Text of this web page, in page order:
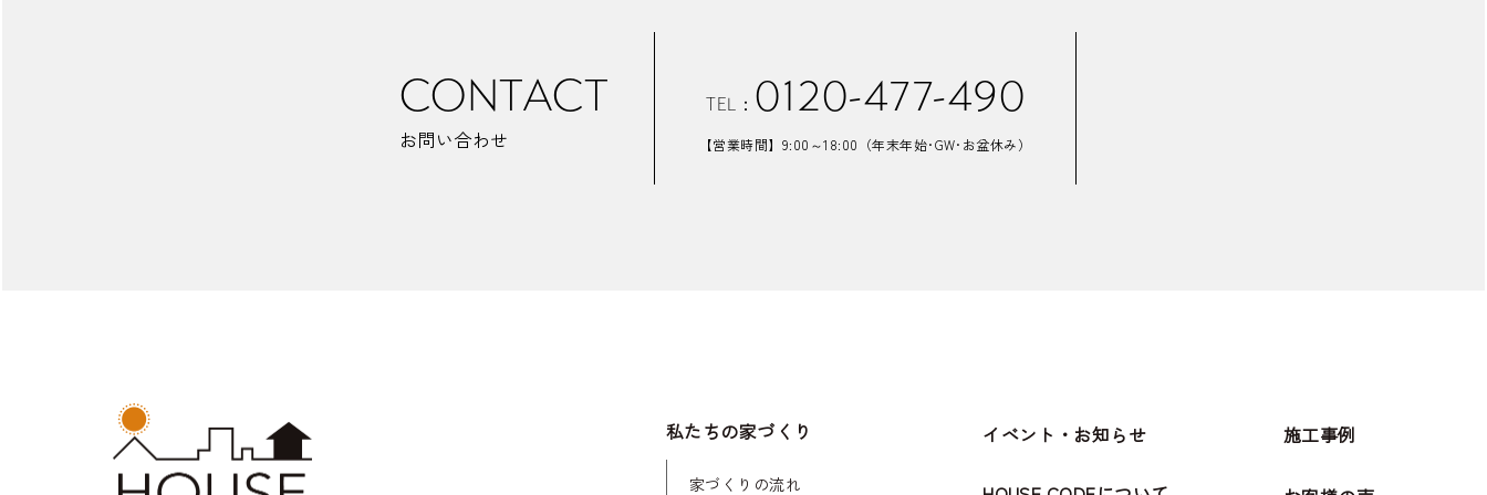
CONTACT
お問い合わせ
TEL： 0120-477-490
【営業時間】9:00～18:00 （年末年始･GW･お盆休み）
私たちの家づくり
家づくりの流れ
イベント・お知らせ 施工事例